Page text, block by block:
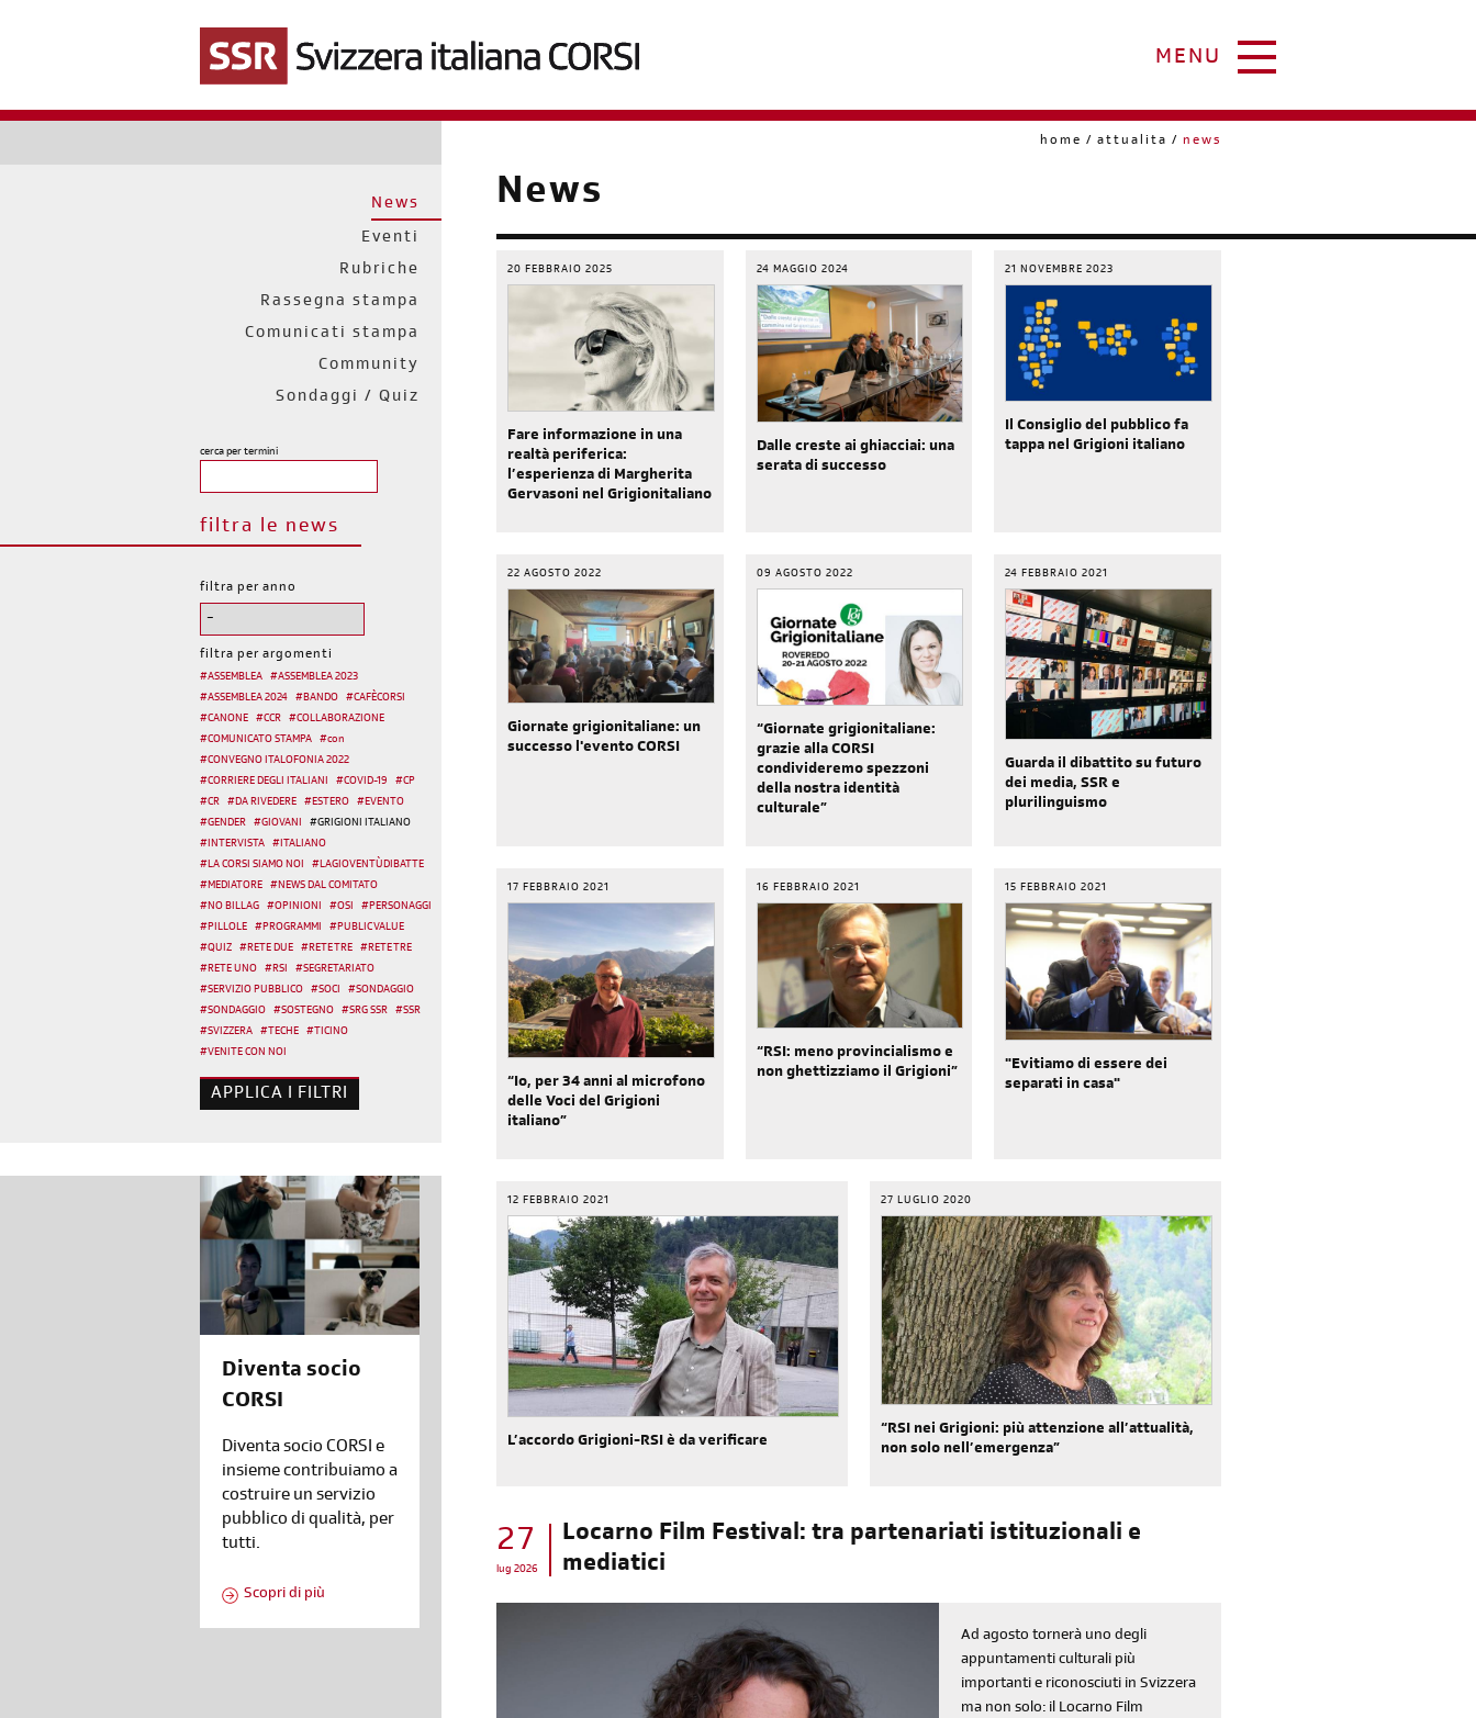
MENU
diventa socia/o
iscriviti subito
iscriviti
alla newsletter
News
Eventi
Rubriche
Rassegna stampa
Comunicati stampa
Community
Sondaggi / Quiz
cerca per termini
filtra le news
filtra per anno
filtra per argomenti
#ASSEMBLEA #ASSEMBLEA 2023
#ASSEMBLEA 2024 #BANDO #CAFÈCORSI
#CANONE #CCR #COLLABORAZIONE
#COMUNICATO STAMPA #con
#CONVEGNO ITALOFONIA 2022
#CORRIERE DEGLI ITALIANI #COVID-19 #CP
#CR #DA RIVEDERE #ESTERO #EVENTO
#GENDER #GIOVANI #GRIGIONI ITALIANO
#INTERVISTA #ITALIANO
#LA CORSI SIAMO NOI #LAGIOVENTÙDIBATTE
#MEDIATORE #NEWS DAL COMITATO
#NO BILLAG #OPINIONI #OSI #PERSONAGGI
#PILLOLE #PROGRAMMI #PUBLIC VALUE
#QUIZ #RETE DUE #RETE TRE #RETE TRE
#RETE UNO #RSI #SEGRETARIATO
#SERVIZIO PUBBLICO #SOCI #SONDAGGIO
#SONDAGGIO #SOSTEGNO #SRG SSR #SSR
#SVIZZERA # TECHE # TICINO
#VENITE CON NOI
Diventa socio
CORSI
Diventa socio CORSI e
insieme contribuiamo a
costruire un servizio
pubblico di qualità, per
tutti.
Scopri di più
home attualita news
News
20 FEBBRAIO 2025
Fare informazione in una
realtà periferica:
l’esperienza di Margherita
Gervasoni nel Grigionitaliano
24 MAGGIO 2024
Dalle creste ai ghiacciai: una
serata di successo
21 NOVEMBRE 2023
Il Consiglio del pubblico fa
tappa nel Grigioni italiano
22 AGOSTO 2022
Giornate grigionitaliane: un
successo l'evento CORSI
09 AGOSTO 2022
“Giornate grigionitaliane:
grazie alla CORSI
condivideremo spezzoni
della nostra identità
culturale”
24 FEBBRAIO 2021
Guarda il dibattito su futuro
dei media, SSR e
plurilinguismo
17 FEBBRAIO 2021
“Io, per 34 anni al microfono
delle Voci del Grigioni
italiano”
16 FEBBRAIO 2021
“RSI: meno provincialismo e
non ghettizziamo il Grigioni”
15 FEBBRAIO 2021
"Evitiamo di essere dei
separati in casa"
12 FEBBRAIO 2021
L’accordo Grigioni-RSI è da verificare
27 LUGLIO 2020
“RSI nei Grigioni: più attenzione all’attualità,
non solo nell’emergenza”
27
lug 2026
Locarno Film Festival: tra partenariati istituzionali e
mediatici
Ad agosto tornerà uno degli
appuntamenti culturali più
importanti e riconosciuti in Svizzera
ma non solo: il Locarno Film